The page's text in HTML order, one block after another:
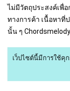
ไม่มีวัตถุประสงค์เพื่
ทางการค้า เนื้อหาที่
นั้น ๆ
เว็ปไซต์นี้มีการใช้คุ